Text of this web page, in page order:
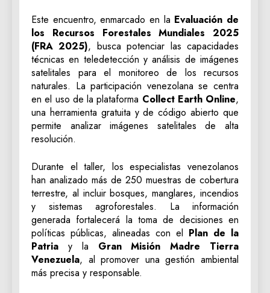
Este encuentro, enmarcado en la Evaluación de
los Recursos Forestales Mundiales 2025
(FRA 2025), busca potenciar las capacidades
técnicas en teledetección y análisis de imágenes
satelitales para el monitoreo de los recursos
naturales. La participación venezolana se centra
en el uso de la plataforma Collect Earth Online,
una herramienta gratuita y de código abierto que
permite analizar imágenes satelitales de alta
resolución.
Durante el taller, los especialistas venezolanos
han analizado más de 250 muestras de cobertura
terrestre, al incluir bosques, manglares, incendios
y sistemas agroforestales. La información
generada fortalecerá la toma de decisiones en
políticas públicas, alineadas con el Plan de la
Patria y la Gran Misión Madre Tierra
Venezuela, al promover una gestión ambiental
más precisa y responsable.